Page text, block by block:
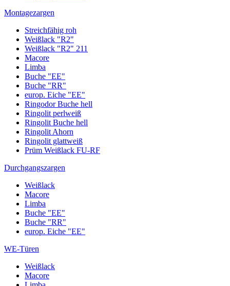
Montagezargen
Streichfähig roh
Weißlack "R2"
Weißlack "R2" 211
Macore
Limba
Buche "EE"
Buche "RR"
europ. Eiche "EE"
Ringodor Buche hell
Ringolit perlweiß
Ringolit Buche hell
Ringolit Ahorn
Ringolit glattweiß
Prüm Weißlack FU-RF
Durchgangszargen
Weißlack
Macore
Limba
Buche "EE"
Buche "RR"
europ. Eiche "EE"
WE-Türen
Weißlack
Macore